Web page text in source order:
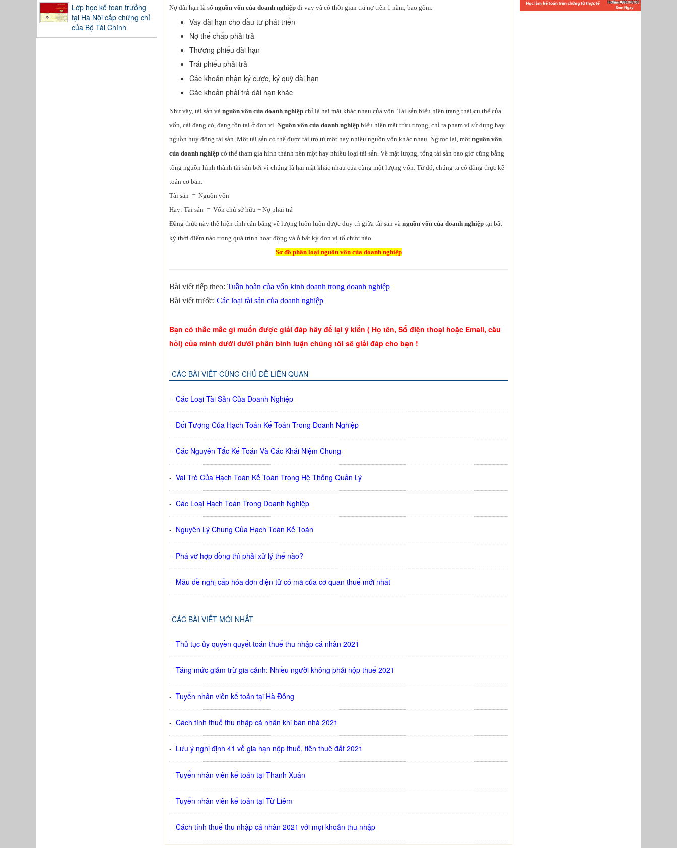
Lớp học kế toán trưởng
tại Hà Nội cấp chứng chỉ
của Bộ Tài Chính
Nợ dài hạn là số nguồn vốn của doanh nghiệp đi vay và có thời gian trả nợ trên 1 năm, bao gồm:
Vay dài hạn cho đầu tư phát triển
Nợ thế chấp phải trả
Thương phiếu dài hạn
Trái phiếu phải trả
Các khoản nhận ký cược, ký quỹ dài hạn
Các khoản phải trả dài hạn khác
Như vậy, tài sản và nguồn vốn của doanh nghiệp chỉ là hai mặt khác nhau của vốn. Tài sản biểu hiện trạng thái cụ thể của
vốn, cái đang có, đang tồn tại ở đơn vị. Nguồn vốn của doanh nghiệp biểu hiện mặt trừu tượng, chỉ ra phạm vi sử dụng hay
nguồn huy động tài sản. Một tài sản có thể được tài trợ từ một hay nhiều nguồn vốn khác nhau. Ngược lại, một nguồn vốn
của doanh nghiệp có thể tham gia hình thành nên một hay nhiều loại tài sản. Về mặt lượng, tổng tài sản bao giờ cũng bằng
tổng nguồn hình thành tài sản bởi vì chúng là hai mặt khác nhau của cùng một lượng vốn. Từ đó, chúng ta có đẳng thực kế
toán cơ bản:
Tài sản = Nguồn vốn
Hay: Tài sản = Vốn chủ sở hữu + Nợ phải trả
Đẳng thức này thể hiện tính cân bằng về lượng luôn luôn được duy trì giữa tài sản và nguồn vốn của doanh nghiệp tại bất
kỳ thời điểm nào trong quá trình hoạt động và ở bất kỳ đơn vị tổ chức nào.
Sơ đồ phân loại nguồn vốn của doanh nghiệp
Bài viết tiếp theo: Tuần hoàn của vốn kinh doanh trong doanh nghiệp
Bài viết trước: Các loại tài sản của doanh nghiệp
Bạn có thắc mắc gì muốn được giải đáp hãy để lại ý kiến ( Họ tên, Số điện thoại hoặc Email, câu
hỏi) của mình dưới dưới phần bình luận chúng tôi sẽ giải đáp cho bạn !
CÁC BÀI VIẾT CÙNG CHỦ ĐỀ LIÊN QUAN
- Các Loại Tài Sản Của Doanh Nghiệp
- Đối Tượng Của Hạch Toán Kế Toán Trong Doanh Nghiệp
- Các Nguyên Tắc Kế Toán Và Các Khái Niệm Chung
- Vai Trò Của Hạch Toán Kế Toán Trong Hệ Thống Quản Lý
- Các Loại Hạch Toán Trong Doanh Nghiệp
- Nguyên Lý Chung Của Hạch Toán Kế Toán
- Phá vỡ hợp đồng thì phải xử lý thế nào?
- Mẫu đề nghị cấp hóa đơn điện tử có mã của cơ quan thuế mới nhất
CÁC BÀI VIẾT MỚI NHẤT
- Thủ tục ủy quyền quyết toán thuế thu nhập cá nhân 2021
- Tăng mức giảm trừ gia cảnh: Nhiều người không phải nộp thuế 2021
- Tuyển nhân viên kế toán tại Hà Đông
- Cách tính thuế thu nhập cá nhân khi bán nhà 2021
- Lưu ý nghị định 41 về gia hạn nộp thuế, tiền thuê đất 2021
- Tuyển nhân viên kế toán tại Thanh Xuân
- Tuyển nhân viên kế toán tại Từ Liêm
- Cách tính thuế thu nhập cá nhân 2021 với mọi khoản thu nhập